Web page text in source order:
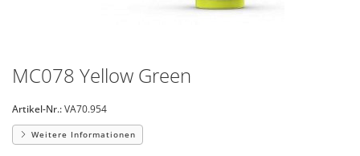
MC078 Yellow Green
Artikel-Nr.:VA70.954
Weitere Informationen